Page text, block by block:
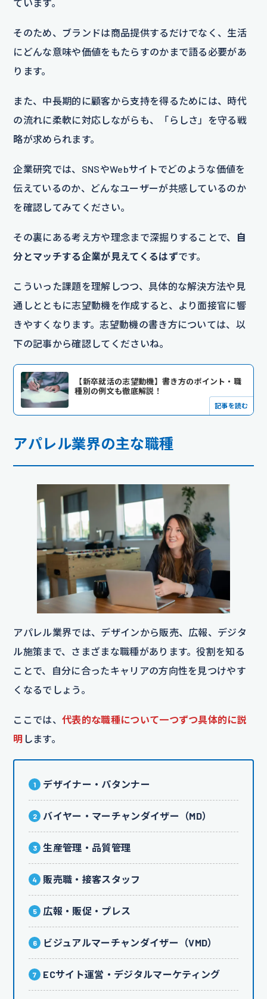
ています。
そのため、ブランドは商品提供するだけでなく、生活
にどんな意味や価値をもたらすのかまで語る必要があ
ります。
また、中長期的に顧客から支持を得るためには、時代
の流れに柔軟に対応しながらも、「らしさ」を守る戦
略が求められます。
企業研究では、SNSやWebサイトでどのような価値を
伝えているのか、どんなユーザーが共感しているのか
を確認してみてください。
その裏にある考え方や理念まで深掘りすることで、
自
分とマッチする企業が見えてくるはずです。
こういった課題を理解しつつ、具体的な解決方法や見
通しとともに志望動機を作成すると、より面接官に響
きやすくなります。志望動機の書き方については、以
下の記事から確認してくださいね。
【新卒就活の志望動機】書き方のポイント・職
種別の例文も徹底解説！
記事を読む
アパレル業界の主な職種
アパレル業界では、デザインから販売、広報、デジタ
ル施策まで、さまざまな職種があります。役割を知る
ことで、自分に合ったキャリアの方向性を見つけやす
くなるでしょう。
ここでは、 代表的な職種について一つずつ具体的に説
明 します。
デザイナー・パタンナー
バイヤー・マーチャンダイザー（MD）
生産管理・品質管理
販売職・接客スタッフ
広報・販促・プレス
ビジュアルマーチャンダイザー（VMD）
ECサイト運営・デジタルマーケティング